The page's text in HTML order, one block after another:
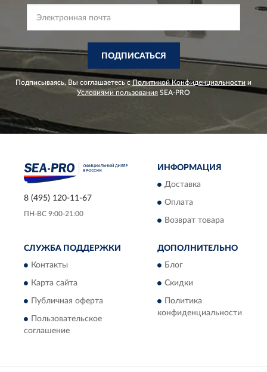
ПОДПИСАТЬСЯ
Подписываясь, Вы соглашаетесь сПолитикой Конфиденциальности и
Условиями пользования SEA-PRO
8 (495) 120-11-67
ПН-ВС 9:00-21:00
ИНФОРМАЦИЯ
Доставка
Оплата
Возврат товара
СЛУЖБА ПОДДЕРЖКИ
Контакты
Карта сайта
Публичная оферта
Пользовательское
соглашение
ДОПОЛНИТЕЛЬНО
Блог
Скидки
Политика
конфиденциальности